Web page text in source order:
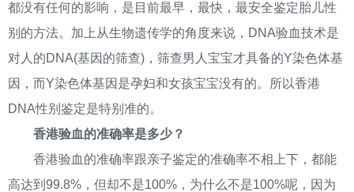
都没有任何的影响，是目前最早，最快，最安全鉴定胎儿性
别的方法。加上从生物遗传学的角度来说，DNA验血技术是
对人的DNA(基因的筛查)，筛查男人宝宝才具备的Y染色体基
因，而Y染色体基因是孕妇和女孩宝宝没有的。所以香港
DNA性别鉴定是特别准的。
香港验血的准确率是多少？
香港验血的准确率跟亲子鉴定的准确率不相上下，都能
高达到99.8%，但却不是100%，为什么不是100%呢，因为